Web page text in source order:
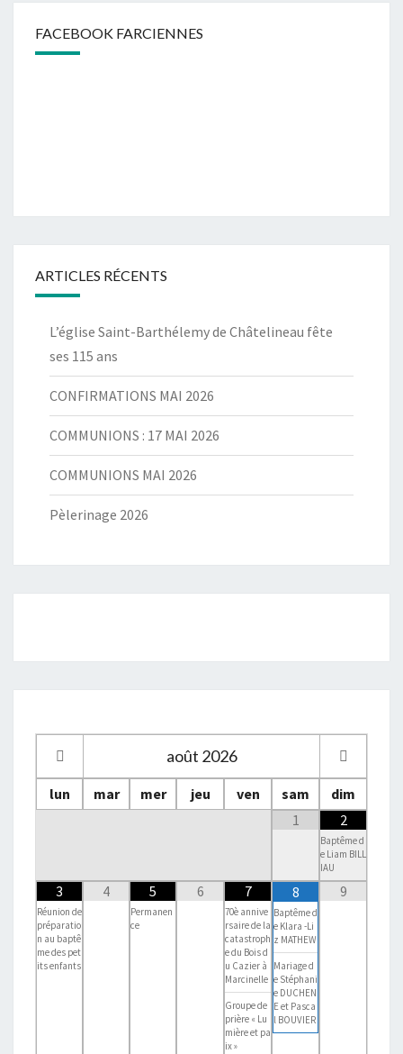
FACEBOOK FARCIENNES
ARTICLES RÉCENTS
L’église Saint-Barthélemy de Châtelineau fête
ses 115 ans
CONFIRMATIONS MAI 2026
COMMUNIONS : 17 MAI 2026
COMMUNIONS MAI 2026
Pèlerinage 2026
août 2026
lun mar mer jeu ven sam
dim
1
2
Baptême d
e Liam BILL
IAU
3
Réunion de
préparatio
n au baptê
me des pet
its enfants
4 5
Permanen
ce
6 7
70è annive
rsaire de la
catastroph
e du Bois d
u Cazier à
Marcinelle
Groupe de
prière « Lu
mière et pa
ix »
8
Baptême d
e Klara -Li
z MATHEW
Mariage d
e Stéphani
e DUCHEN
E et Pasca
l BOUVIER
9